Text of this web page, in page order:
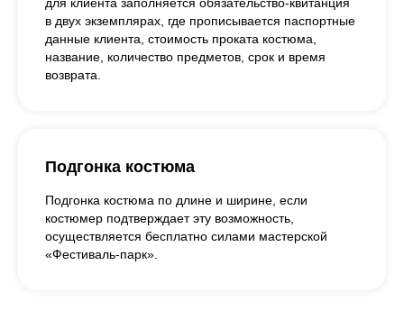
в двух экземплярах, где прописывается паспортные
данные клиента, стоимость проката костюма,
название, количество предметов, срок и время
возврата.
Подгонка костюма
Подгонка костюма по длине и ширине, если
костюмер подтверждает эту возможность,
осуществляется бесплатно силами мастерской
«Фестиваль-парк».